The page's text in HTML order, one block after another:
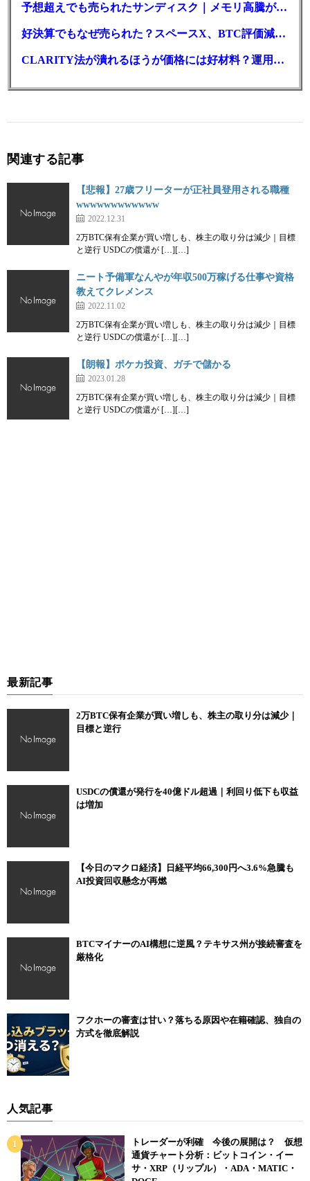
予想超えでも売られたサンディスク｜メモリ高騰がDePINにも波及か
好決算でもなぜ売られた？スペースX、BTC評価減と9億株の解禁
CLARITY法が潰れるほうが価格には好材料？運用大手が異例の指摘
関連する記事
【悲報】27歳フリーターが正社員登用される職種
wwwwwwwwwwww
2022.12.31
2万BTC保有企業が買い増しも、株主の取り分は減少｜目標
と逆行 USDCの償還が […][…]
ニート予備軍なんやが年収500万稼げる仕事や資格
教えてクレメンス
2022.11.02
2万BTC保有企業が買い増しも、株主の取り分は減少｜目標
と逆行 USDCの償還が […][…]
【朗報】ポケカ投資、ガチで儲かる
2023.01.28
2万BTC保有企業が買い増しも、株主の取り分は減少｜目標
と逆行 USDCの償還が […][…]
最新記事
2万BTC保有企業が買い増しも、株主の取り分は減少｜
目標と逆行
USDCの償還が発行を40億ドル超過｜利回り低下も収益
は増加
【今日のマクロ経済】日経平均66,300円へ3.6%急騰も
AI投資回収懸念が再燃
BTCマイナーのAI構想に逆風？テキサス州が接続審査を
厳格化
フクホーの審査は甘い？落ちる原因や在籍確認、独自の
方式を徹底解説
人気記事
トレーダーが利確 今後の展開は？ 仮想
通貨チャート分析：ビットコイン・イー
サ・XRP（リップル）・ADA・MATIC・